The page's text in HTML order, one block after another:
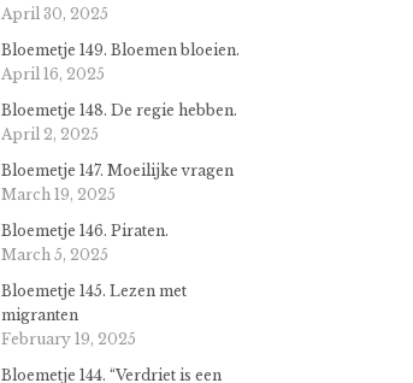
April 30, 2025
Bloemetje 149. Bloemen bloeien.
April 16, 2025
Bloemetje 148. De regie hebben.
April 2, 2025
Bloemetje 147. Moeilijke vragen
March 19, 2025
Bloemetje 146. Piraten.
March 5, 2025
Bloemetje 145. Lezen met
migranten
February 19, 2025
Bloemetje 144. “Verdriet is een